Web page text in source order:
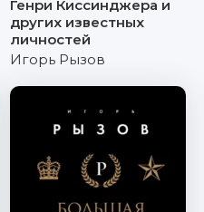
Генри Киссинджера и
других известных
личностей
Игорь Рызов